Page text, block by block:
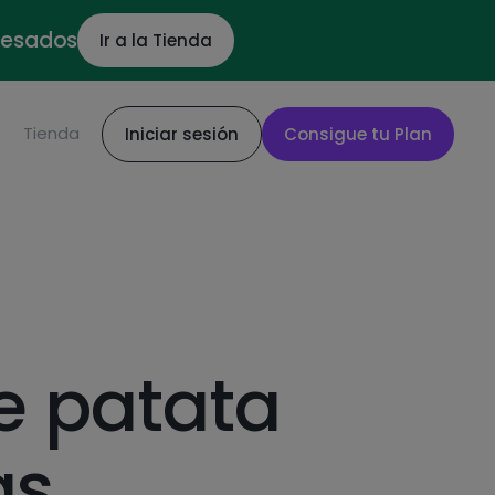
Ir a la Tienda
Tienda Iniciar sesión Consigue tu Plan
patata